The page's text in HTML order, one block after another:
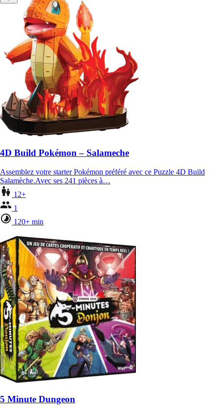
4D Build Pokémon – Salameche
Assemblez votre starter Pokémon préféré avec ce Puzzle 4D Build
Salamèche.Avec ses 241 pièces à…
12+
1
120+ min
5 Minute Dungeon